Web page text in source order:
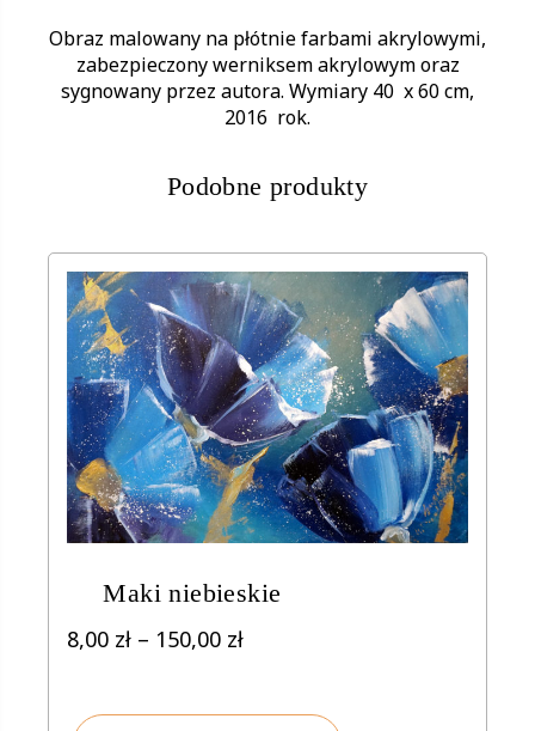
Obraz malowany na płótnie farbami akrylowymi,
zabezpieczony werniksem akrylowym oraz
sygnowany przez autora. Wymiary 40 x 60 cm,
2016 rok.
Podobne produkty
Maki niebieskie
8,00 zł – 150,00 złZakres